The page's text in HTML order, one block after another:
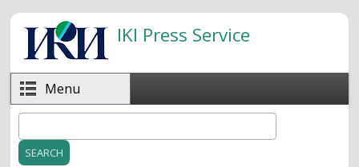
Skip to main content
IKI Press Service
Menu
Search form